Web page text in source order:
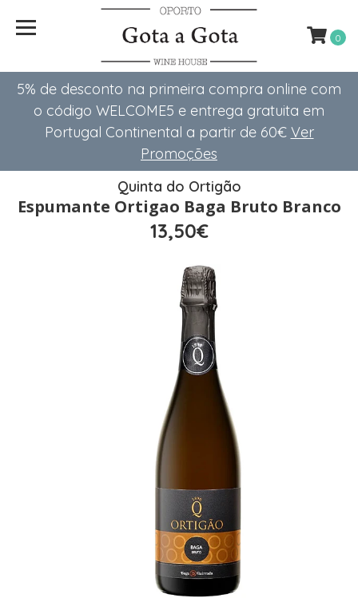
5% de desconto na primeira compra online com
o código WELCOME5 e entrega gratuita em
Portugal Continental a partir de 60€ Ver
Promoções
0
Quinta do Ortigão
Espumante Ortigao Baga Bruto Branco
13,50€